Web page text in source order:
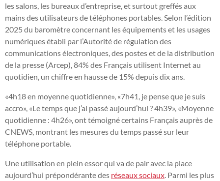
les salons, les bureaux d’entreprise, et surtout greffés aux
mains des utilisateurs de téléphones portables. Selon l’édition
2025 du baromètre concernant les équipements et les usages
numériques établi par l’Autorité de régulation des
communications électroniques, des postes et de la distribution
de la presse (Arcep), 84% des Français utilisent Internet au
quotidien, un chiffre en hausse de 15% depuis dix ans.
«4h18 en moyenne quotidienne», «7h41, je pense que je suis
accro», «Le temps que j’ai passé aujourd’hui ? 4h39», «Moyenne
quotidienne : 4h26», ont témoigné certains Français auprès de
CNEWS, montrant les mesures du temps passé sur leur
téléphone portable.
Une utilisation en plein essor qui va de pair avec la place
aujourd’hui prépondérante des réseaux sociaux . Parmi les plus